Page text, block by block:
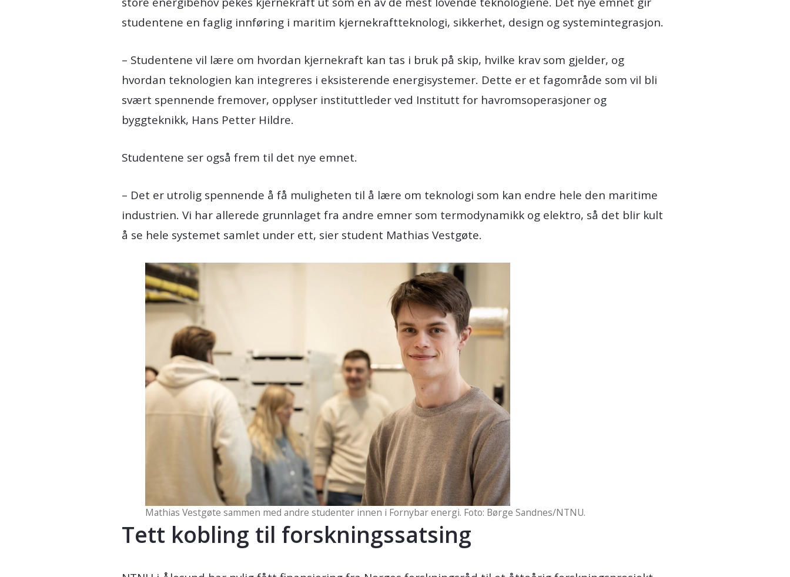
studentene en faglig innføring i maritim kjernekraftteknologi, sikkerhet, design og systemintegrasjon.
– Studentene vil lære om hvordan kjernekraft kan tas i bruk på skip, hvilke krav som gjelder, og
hvordan teknologien kan integreres i eksisterende energisystemer. Dette er et fagområde som vil bli
svært spennende fremover, opplyser instituttleder ved Institutt for havromsoperasjoner og
byggteknikk, Hans Petter Hildre.
Studentene ser også frem til det nye emnet.
– Det er utrolig spennende å få muligheten til å lære om teknologi som kan endre hele den maritime
industrien. Vi har allerede grunnlaget fra andre emner som termodynamikk og elektro, så det blir kult
å se hele systemet samlet under ett, sier student Mathias Vestgøte.
Mathias Vestgøte sammen med andre studenter innen i Fornybar energi. Foto: Børge Sandnes/NTNU.
Tett kobling til forskningssatsing